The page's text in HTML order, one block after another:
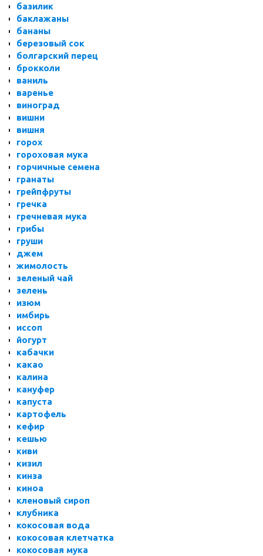
базилик
баклажаны
бананы
березовый сок
болгарский перец
брокколи
ваниль
варенье
виноград
вишни
вишня
горох
гороховая мука
горчичные семена
гранаты
грейпфруты
гречка
гречневая мука
грибы
груши
джем
жимолость
зеленый чай
зелень
изюм
имбирь
иссоп
йогурт
кабачки
какао
калина
кануфер
капуста
картофель
кефир
кешью
киви
кизил
кинза
киноа
кленовый сироп
клубника
кокосовая вода
кокосовая клетчатка
кокосовая мука